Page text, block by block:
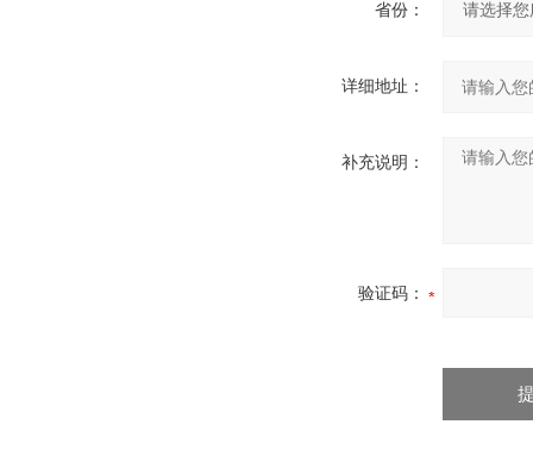
省份：
详细地址：
补充说明：
验证码：